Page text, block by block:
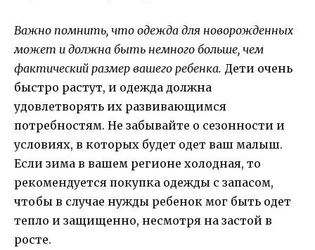
Важно помнить, что одежда для новорожденных
может и должна быть немного больше, чем
фактический размер вашего ребенка. Дети очень
быстро растут, и одежда должна
удовлетворять их развивающимся
потребностям. Не забывайте о сезонности и
условиях, в которых будет одет ваш малыш.
Если зима в вашем регионе холодная, то
рекомендуется покупка одежды с запасом,
чтобы в случае нужды ребенок мог быть одет
тепло и защищенно, несмотря на застой в
росте.